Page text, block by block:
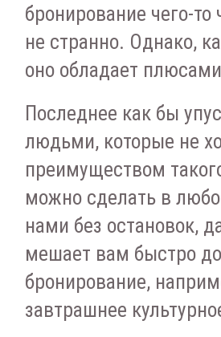
бронирование чего-
не странно. Однако,
оно обладает
Последнее как бы
людьми, которые не
преимуществом
можно сделать в
нами без остановок,
мешает вам быстро
бронирование,
завтрашнее